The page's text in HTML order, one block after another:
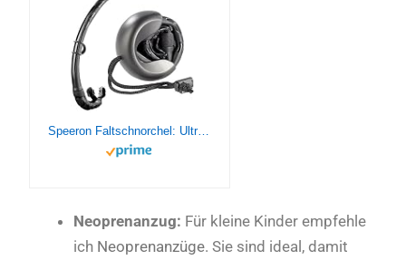
Speeron Faltschnorchel: Ultra-kompakter Reise-Schnorchel, faltbar, mit Halteschale (Schnorchel zum Tauchen, Aufrollbarer Schnorchel, Unterwasser)
Neoprenanzug: Für kleine Kinder empfehle
ich Neoprenanzüge. Sie sind ideal, damit